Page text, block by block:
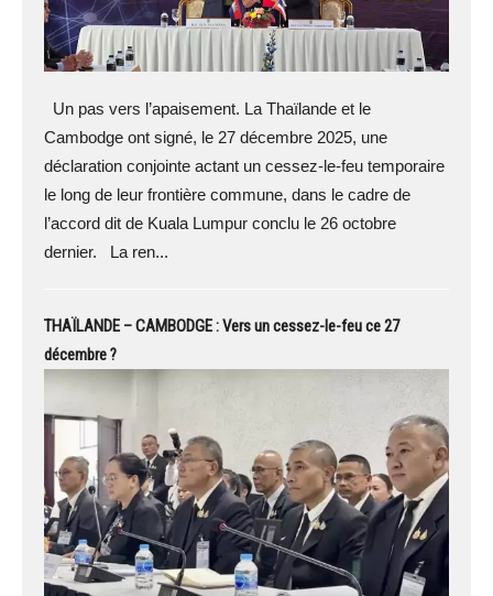
Un pas vers l’apaisement. La Thaïlande et le
Cambodge ont signé, le 27 décembre 2025, une
déclaration conjointe actant un cessez-le-feu temporaire
le long de leur frontière commune, dans le cadre de
l’accord dit de Kuala Lumpur conclu le 26 octobre
dernier. La ren...
THAÏLANDE – CAMBODGE : Vers un cessez-le-feu ce 27
décembre ?